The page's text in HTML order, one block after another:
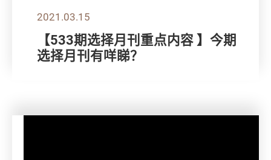
2021.03.15
【533期选择月刊重点内容 】今期
选择月刊有咩睇？